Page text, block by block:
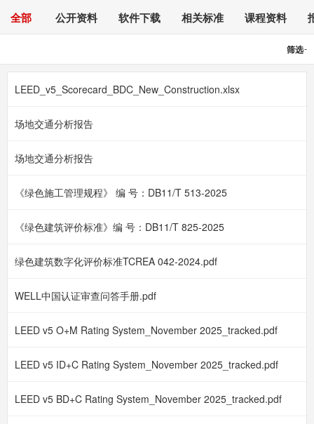
全部 公开资料 软件下载 相关标准 课程资料
筛选-
LEED_v5_Scorecard_BDC_New_Construction.xlsx
场地交通分析报告
场地交通分析报告
《绿色施工管理规程》 编 号：DB11/T 513-2025
《绿色建筑评价标准》编 号：DB11/T 825-2025
绿色建筑数字化评价标准TCREA 042-2024.pdf
WELL中国认证审查问答手册.pdf
LEED v5 O+M Rating System_November 2025_tracked.pdf
LEED v5 ID+C Rating System_November 2025_tracked.pdf
LEED v5 BD+C Rating System_November 2025_tracked.pdf